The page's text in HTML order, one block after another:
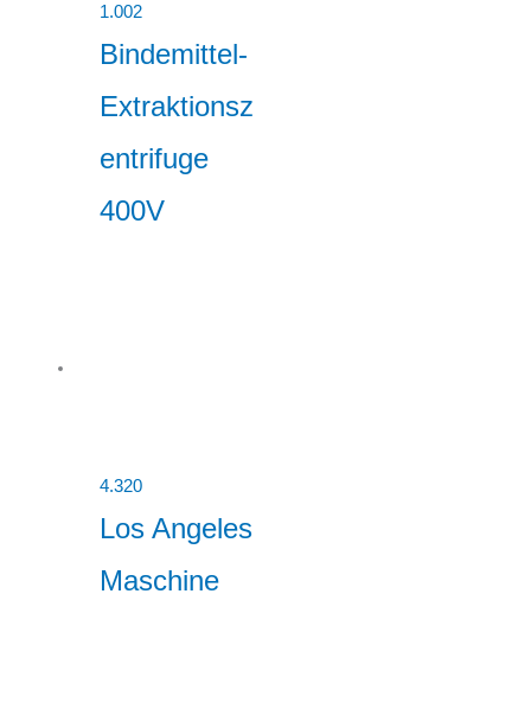
1.002
Bindemittel-
Extraktionsz
entrifuge
400V
4.320
Los Angeles
Maschine